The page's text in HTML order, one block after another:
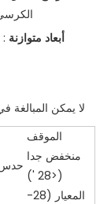
أبعاد متوازنة
لا يمكن المبالغة
الموقف
منخفض جدا
(<28 ')
حدس
المعيار (28-